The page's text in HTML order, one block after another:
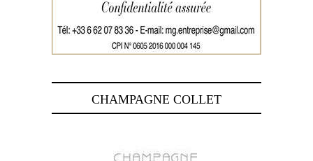
CHAMPAGNE COLLET